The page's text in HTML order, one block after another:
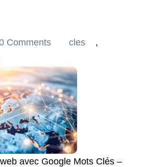
Comments cles
,
avec Google Mots Clés –